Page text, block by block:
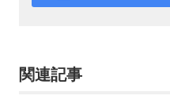
関連記事